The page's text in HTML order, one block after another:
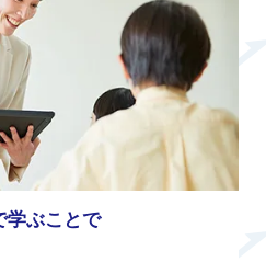
学ぶことで